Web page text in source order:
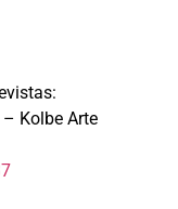
Kolbe Arte